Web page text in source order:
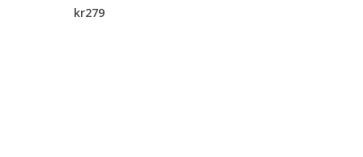
kr279